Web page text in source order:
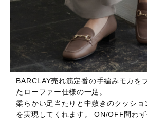
BARCLAY売れ筋定番の手編みモカを
たローファー仕様の一足。
柔らかい足当たりと中敷きのクッシ
を実現してくれます。 ON/OFF問わ